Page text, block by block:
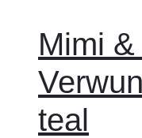
Mimi
teal